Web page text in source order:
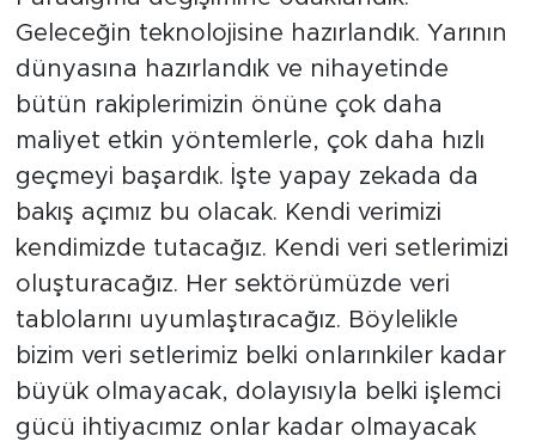
Geleceğin teknolojisine hazırlandık. Yarının
dünyasına hazırlandık ve nihayetinde
bütün rakiplerimizin önüne çok daha
maliyet etkin yöntemlerle, çok daha hızlı
geçmeyi başardık. İşte yapay zekada da
bakış açımız bu olacak. Kendi verimizi
kendimizde tutacağız. Kendi veri setlerimizi
oluşturacağız. Her sektörümüzde veri
tablolarını uyumlaştıracağız. Böylelikle
bizim veri setlerimiz belki onlarınkiler kadar
büyük olmayacak, dolayısıyla belki işlemci
gücü ihtiyacımız onlar kadar olmayacak